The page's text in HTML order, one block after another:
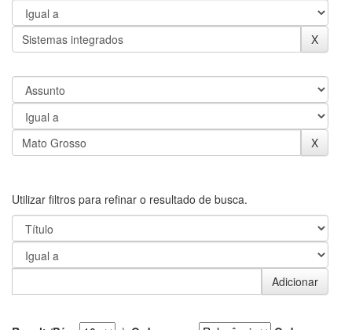
Utilizar filtros para refinar o resultado de busca.